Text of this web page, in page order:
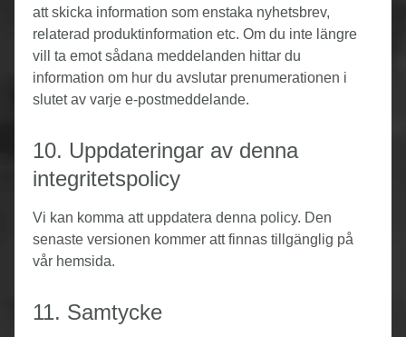
att skicka information som enstaka nyhetsbrev,
relaterad produktinformation etc. Om du inte längre
vill ta emot sådana meddelanden hittar du
information om hur du avslutar prenumerationen i
slutet av varje e-postmeddelande.
10. Uppdateringar av denna
integritetspolicy
Vi kan komma att uppdatera denna policy. Den
senaste versionen kommer att finnas tillgänglig på
vår hemsida.
11. Samtycke